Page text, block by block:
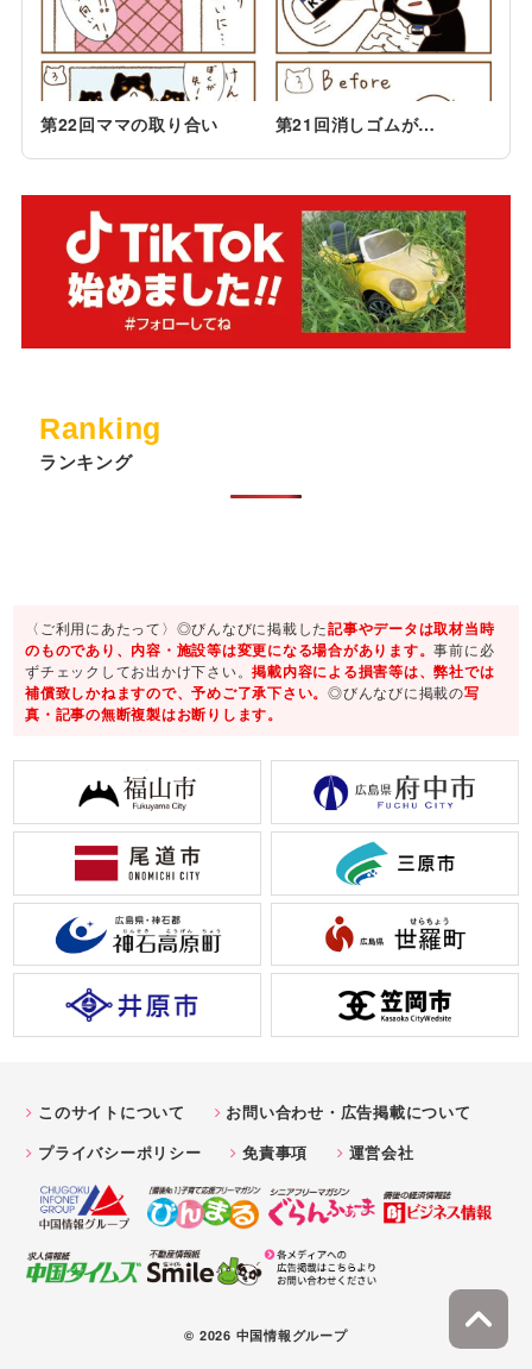
第22回ママの取り合い 第21回消しゴムが…
Ranking
ランキング
〈ご利用にあたって〉◎びんなびに掲載した記事やデータは取材当時
のものであり、内容・施設等は変更になる場合があります。事前に必
ずチェックしてお出かけ下さい。掲載内容による損害等は、弊社では
補償致しかねますので、予めご了承下さい。◎びんなびに掲載の写
真・記事の無断複製はお断りします。
このサイトについて
お問い合わせ・広告掲載について
プライバシーポリシー
免責事項 運営会社
© 2026 中国情報グループ